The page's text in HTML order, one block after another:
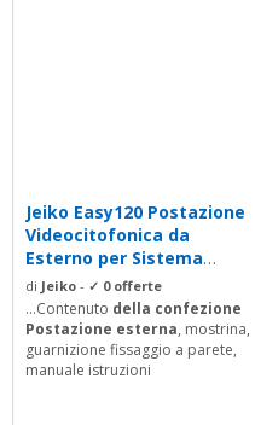
Jeiko Easy120 Postazione
Videocitofonica da
Esterno per Sistema
Modulare Easy...
di Jeiko - ✓ 0 offerte
...Contenuto della confezione
Postazione esterna, mostrina,
guarnizione fissaggio a parete,
manuale istruzioni